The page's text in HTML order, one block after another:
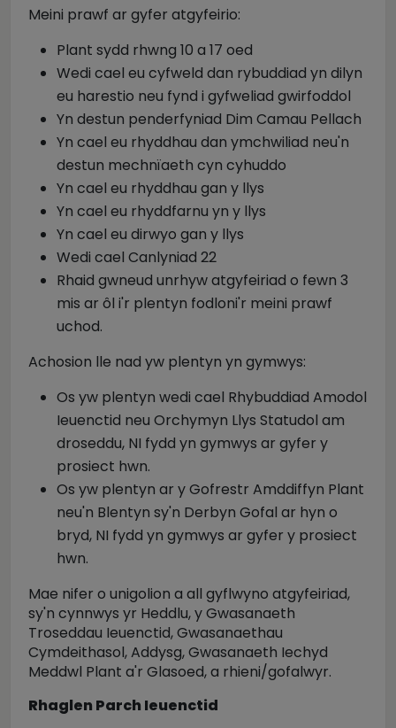
Meini prawf ar gyfer atgyfeirio:
Plant sydd rhwng 10 a 17 oed
Wedi cael eu cyfweld dan rybuddiad yn dilyn
eu harestio neu fynd i gyfweliad gwirfoddol
Yn destun penderfyniad Dim Camau Pellach
Yn cael eu rhyddhau dan ymchwiliad neu'n
destun mechnïaeth cyn cyhuddo
Yn cael eu rhyddhau gan y llys
Yn cael eu rhyddfarnu yn y llys
Yn cael eu dirwyo gan y llys
Wedi cael Canlyniad 22
Rhaid gwneud unrhyw atgyfeiriad o fewn 3
mis ar ôl i'r plentyn fodloni'r meini prawf
uchod.
Achosion lle nad yw plentyn yn gymwys:
Os yw plentyn wedi cael Rhybuddiad Amodol
Ieuenctid neu Orchymyn Llys Statudol am
droseddu, NI fydd yn gymwys ar gyfer y
prosiect hwn.
Os yw plentyn ar y Gofrestr Amddiffyn Plant
neu'n Blentyn sy'n Derbyn Gofal ar hyn o
bryd, NI fydd yn gymwys ar gyfer y prosiect
hwn.
Mae nifer o unigolion a all gyflwyno atgyfeiriad,
sy'n cynnwys yr Heddlu, y Gwasanaeth
Troseddau Ieuenctid, Gwasanaethau
Cymdeithasol, Addysg, Gwasanaeth Iechyd
Meddwl Plant a'r Glasoed, a rhieni/gofalwyr.
Rhaglen Parch Ieuenctid